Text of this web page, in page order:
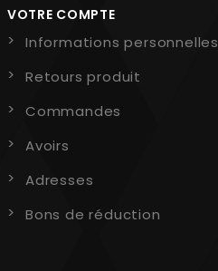
VOTRE COMPTE
Informations personnelles
Retours produit
Commandes
Avoirs
Adresses
Bons de réduction